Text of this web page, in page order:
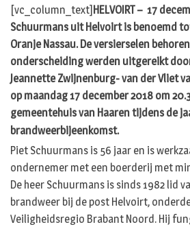
[vc_column_text] HELVOIRT – 17
Schuurmans uit Helvoirt is benoemd
Oranje Nassau. De versierselen
onderscheiding werden uitgereikt
Jeannette Zwijnenburg- van der Vliet
op maandag 17 december 2018 om
gemeentehuis van Haaren tijdens de
brandweerbijeenkomst.
Piet Schuurmans is 56 jaar en is
ondernemer met een boerderij met
De heer Schuurmans is sinds 1982 lid
brandweer bij de post Helvoirt,
Veiligheidsregio Brabant Noord. Hij